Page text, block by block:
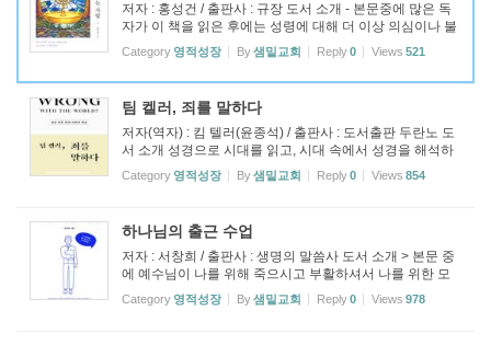
저자 : 홍성건 / 출판사 : 규장 도서 소개 - 본문중에 많은 독
자가 이 책을 읽은 후에는 성령에 대해 더 이상 의심이나 불
안을 느끼지 않을 것입니다. 더불어 성령이 단지 권능만을
의미하는 것이 아니라 삼위일체의 한 위격(位格)인 것과 성
령의 온전한 사역...
Category 영적성장 By샘밑교회 Reply0 Views 521
팀 켈러, 죄를 말하다
저자(역자) : 킴 텔러(윤종석) / 출판사 : 도서출판 두란노 도
서 소개 성경으로 시대를 읽고, 시대 속에서 성경을 해석하
는 우리 시대의 멘토, 팀 켈러. 그의 사후 발간되는 첫 신작!
죄를 죄라고 말하지 않는 시대, 팀 켈러와 함께 추적하는 불
Category 영적성장 By샘밑교회 Reply0 Views 854
하나님의 출근 수업
저자 : 서창희 / 출판사 : 생명의 말씀사 도서 소개 > 본문 중
에 예수님이 나를 위해 죽으시고 부활하셔서 나를 위한 모
든 일을 다 마치셨습니다. 예수님이 이루신 일 안에 나의 죄
를 짊어지신 일뿐만 아니라 나의 ‘커리어’를 위한 일도 포함
Category 영적성장 By샘밑교회 Reply0 Views 978